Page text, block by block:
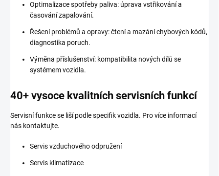
Optimalizace spotřeby paliva: úprava vstřikování a
časování zapalování.
Řešení problémů a opravy: čtení a mazání chybových kódů,
diagnostika poruch.
Výměna příslušenství: kompatibilita nových dílů se
systémem vozidla.
40+ vysoce kvalitních servisních funkcí
Servisní funkce se liší podle specifik vozidla. Pro více informací
nás kontaktujte.
Servis vzduchového odpružení
Servis klimatizace